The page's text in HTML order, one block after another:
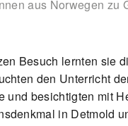
aus Norwegen zu
Besuch lernten sie
den Unterricht
und besichtigten mit
in Detmold